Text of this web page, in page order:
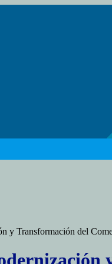
y Transformación del